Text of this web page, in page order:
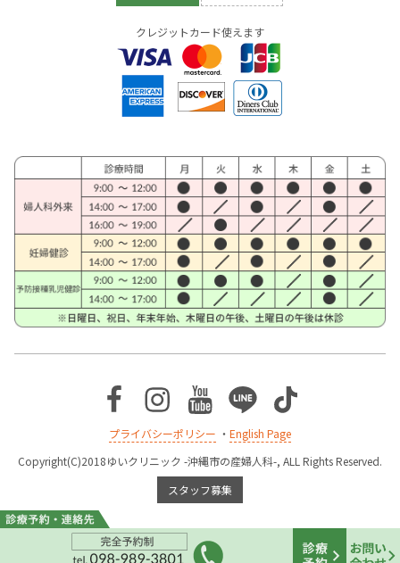
クレジットカード使えます
Facebook
Instagram
Youtube
LineTikTok
プライバシーポリシー ・ English Page
Copyright(C)2018ゆいクリニック -沖縄市の産婦人科-, ALL Rights Reserved.
スタッフ募集